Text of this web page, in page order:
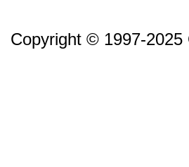
Copyright © 1997-2025